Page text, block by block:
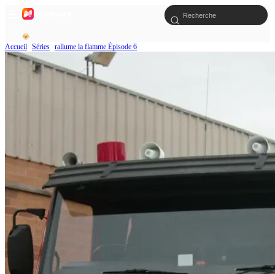
Accueil Séries rallume la flamme Épisode 6